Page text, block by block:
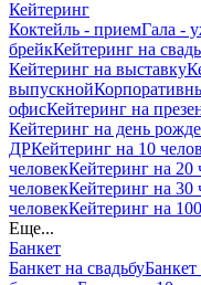
Кейтеринг
Коктейль - приемГала -
брейкКейтеринг на
Кейтеринг на выставку
выпускной
офисКейтеринг на
Кейтеринг на день
ДРКейтеринг на 10
человекКейтеринг на 20
человекКейтеринг на 30
человекКейтеринг на
Еще...
Банкет
Банкет на свадьбу